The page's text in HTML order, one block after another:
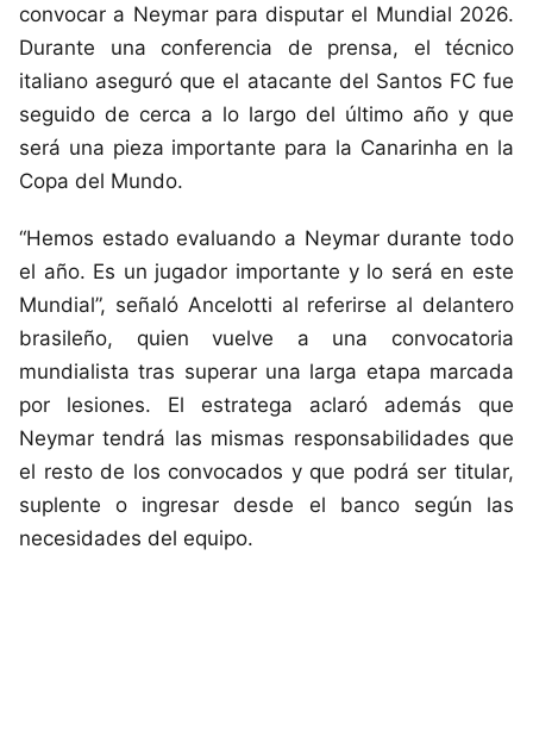
convocar a Neymar para disputar el Mundial 2026.
Durante una conferencia de prensa, el técnico
italiano aseguró que el atacante del Santos FC fue
seguido de cerca a lo largo del último año y que
será una pieza importante para la Canarinha en la
Copa del Mundo.
“Hemos estado evaluando a Neymar durante todo
el año. Es un jugador importante y lo será en este
Mundial”, señaló Ancelotti al referirse al delantero
brasileño, quien vuelve a una convocatoria
mundialista tras superar una larga etapa marcada
por lesiones. El estratega aclaró además que
Neymar tendrá las mismas responsabilidades que
el resto de los convocados y que podrá ser titular,
suplente o ingresar desde el banco según las
necesidades del equipo.